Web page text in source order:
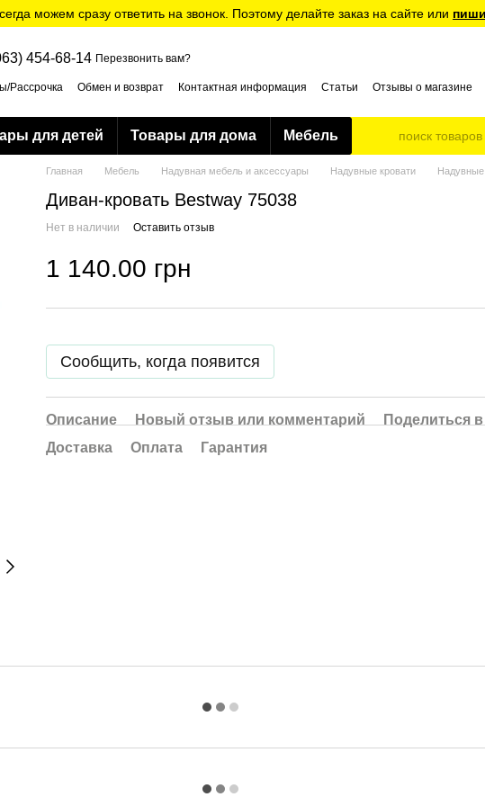
можем сразу ответить на звонок. Поэтому делайте заказ на сайте или
454-68-14 Перезвонить вам?
Рассрочка Обмен и возврат Контактная информация Статьи Отзывы о магазине
для детей Товары для дома Мебель
Главная Мебель Надувная мебель и аксессуары Надувные кровати Надувные
Диван-кровать Bestway 75038
Нет в наличии Оставить отзыв
1 140.00 грн
Сообщить, когда появится
Описание Новый отзыв или комментарий
Поделиться
Доставка
Оплата Гарантия